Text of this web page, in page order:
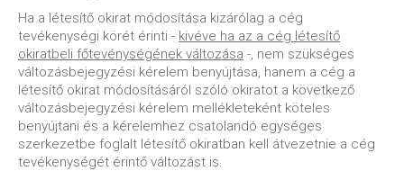
Ha a létesítő okirat módosítása kizárólag a cég
tevékenységi körét érinti - kivéve ha az a cég létesítő
okiratbeli főtevénységének változása -, nem szükséges
változásbejegyzési kérelem benyújtása, hanem a cég a
létesítő okirat módosításáról szóló okiratot a következő
változásbejegyzési kérelem mellékleteként köteles
benyújtani és a kérelemhez csatolandó egységes
szerkezetbe foglalt létesítő okiratban kell átvezetnie a cég
tevékenységét érintő változást is.